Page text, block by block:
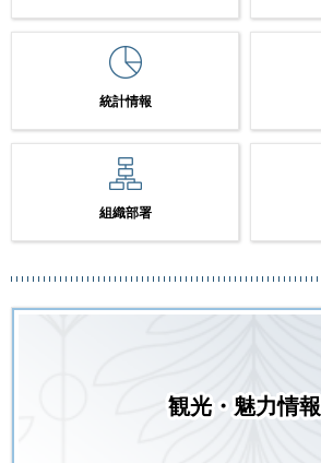
統計情報
組織部署
観光・魅力情報